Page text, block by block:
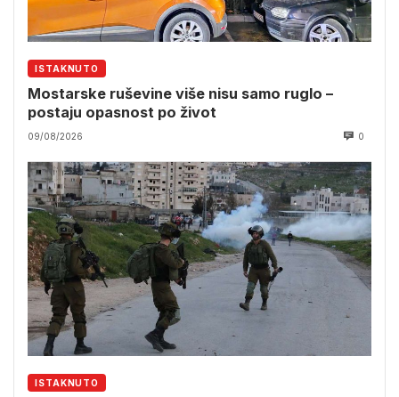
ISTAKNUTO
Mostarske ruševine više nisu samo ruglo –
postaju opasnost po život
09/08/2026 0
ISTAKNUTO